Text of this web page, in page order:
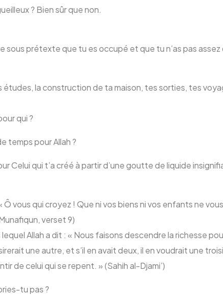
? Bien sûr que non.
sous prétexte que tu es occupé et que tu n’as pas assez
la construction de ta maison, tes sorties, tes
qui ?
temps pour Allah ?
Celui qui t’a créé à partir d’une goutte de liquide
Ô vous qui croyez ! Que ni vos biens ni vos enfants ne
verset 9)
Allah a dit : « Nous faisons descendre la richesse
une autre, et s’il en avait deux, il en voudrait une
de celui qui se repent. » (Sahih al-Djami’)
tu pas ?